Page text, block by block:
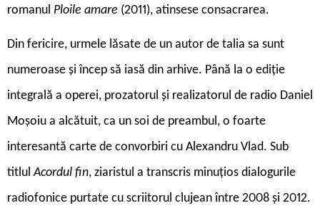
romanul Ploile amare (2011), atinsese consacrarea.
Din fericire, urmele lăsate de un autor de talia sa sunt
numeroase și încep să iasă din arhive. Până la o ediție
integrală a operei, prozatorul și realizatorul de radio Daniel
Moșoiu a alcătuit, ca un soi de preambul, o foarte
interesantă carte de convorbiri cu Alexandru Vlad. Sub
titlulAcordul fin, ziaristul a transcris minuțios dialogurile
radiofonice purtate cu scriitorul clujean între 2008 și 2012.